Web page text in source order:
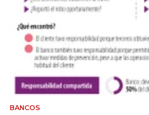
BANCOS